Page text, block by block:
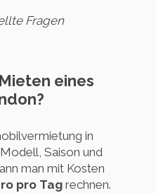
Fragen
eines
in
Saison und
man mit Kosten
pro Tag rechnen.